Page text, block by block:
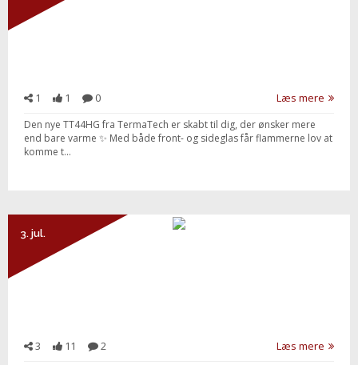
1 1 0 Læs mere
Den nye TT44HG fra TermaTech er skabt til dig, der ønsker mere
end bare varme ✨ Med både front- og sideglas får flammerne lov at
komme t...
3. jul.
3 11 2 Læs mere